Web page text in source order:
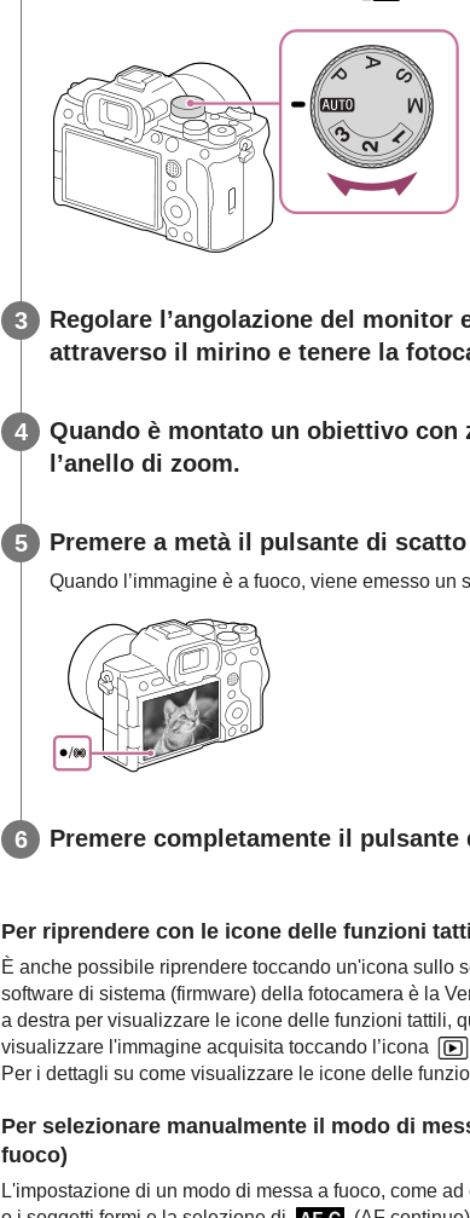
Regolare l’angolazione del monitor
attraverso il mirino e tenere la
Quando è montato un obiettivo
l’anello di zoom.
Premere a metà il pulsante di
Quando l’immagine è a fuoco, viene emesso un
Premere completamente il pulsante
Per riprendere con le icone delle funzioni
È anche possibile riprendere toccando un'icona sullo
software di sistema (firmware) della fotocamera è la
a destra per visualizzare le icone delle funzioni tattili,
visualizzare l'immagine acquisita toccando l’icona
Per i dettagli su come visualizzare le icone delle
Per selezionare manualmente il modo di
fuoco)
L'impostazione di un modo di messa a fuoco, come